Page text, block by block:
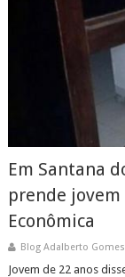
Em Santana
prende
Econômica
Blog Adalberto
Jovem de 22 anos